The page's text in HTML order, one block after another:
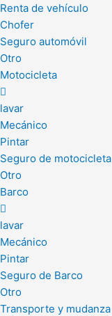
Renta de vehículo
Chofer
Seguro automóvil
Otro
Motocicleta
lavar
Mecánico
Pintar
Seguro de motocicleta
Otro
Barco
lavar
Mecánico
Pintar
Seguro de Barco
Otro
Transporte y mudanza